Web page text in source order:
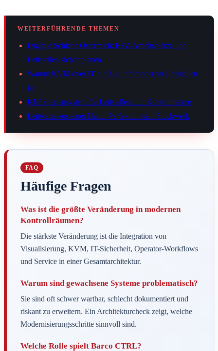
WEITERFÜHRENDE THEMEN
Digitale Schiene Österreich: BFZ-Arbeitsplätze und
Leitstellen sicher planen
Warum KVM over IT die Zukunft moderner Leitstellen
ist
KI-Expertensystem für Leitstellen und Kontrollräume
Leitwarte aus einer Hand: Perfektion statt Stückwerk
FAQ
Häufige Fragen
Was ist die größte Veränderung in modernen
Kontrollräumen?
Die stärkste Veränderung ist die Integration von
Visualisierung, KVM, IT-Sicherheit, Operator-Workflows
und Service in einer Gesamtarchitektur.
Warum sind gewachsene Systeme problematisch?
Sie sind oft schwer wartbar, schlecht dokumentiert und
riskant zu erweitern. Ein Architekturcheck zeigt, welche
Modernisierungsschritte sinnvoll sind.
Welche Rolle spielt Barco CTRL?